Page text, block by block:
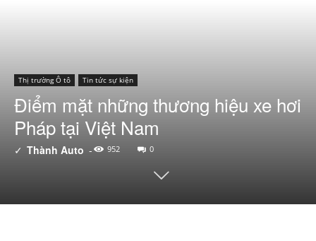
Thị trường Ô tô Tin tức sự kiện
Điểm mặt những thương hiệu xe hơi
Pháp tại Việt Nam
✓ Thành Auto - 952 0